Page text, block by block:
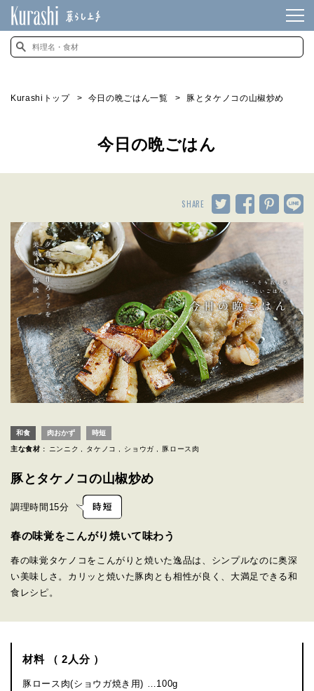
Kurashiトップ 今日の晩ごはん一覧 豚とタケノコの山椒炒め
今日の晩ごはん
SHARE
和食 肉おかず 時短
主な食材 : ニンニク タケノコ ショウガ 豚ロース肉
豚とタケノコの山椒炒め
調理時間 15分
春の味覚をこんがり焼いて味わう
春の味覚タケノコをこんがりと焼いた逸品は、シンプルなのに奥深
い美味しさ。カリッと焼いた豚肉とも相性が良く、大満足できる和
食レシピ。
材料 （ 2人分 ）
豚ロース肉(ショウガ焼き用) …100g